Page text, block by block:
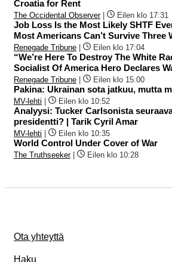
Croatia for Rent
The Occidental Observer| Eilen klo 17:31
Job Loss Is the Most Likely SHTF
Most Americans Can’t Survive Three
Renegade Tribune Eilen klo 17:04
“We’re Here To Destroy The White
Socialist Of America Hero Declares
Renegade Tribune Eilen klo 15:00
Pakina: Ukrainan sota jatkuu, mutta
MV-lehti Eilen klo 10:52
Analyysi: Tucker Carlsonista
presidentti? | Tarik Cyril Amar
MV-lehti Eilen klo 10:35
World Control Under Cover of War
The Truthseeker| Eilen klo 10:28
Ota yhteyttä
Haku